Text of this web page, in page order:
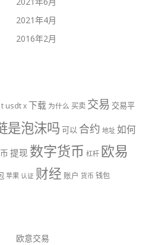
2021年4月
2016年2月
t usdtx下载 为什么 买卖 交易 交易平
是泡沫吗 可以 合约 地址 如何
提现 数字货币 杠杆 欧易
苹果 认证 财经 账户 货币 钱包
欧意交易